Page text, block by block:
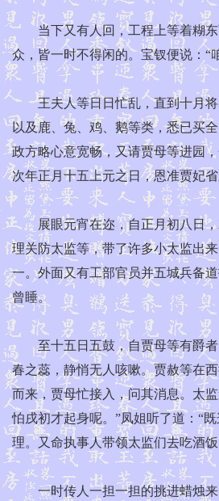
当下又有人回，工程上等着糊东
众，皆一时不得闲的。宝钗便说：“
王夫人等日日忙乱，直到十月将
以及鹿、兔、鸡、鹅等类，悉已买
政方略心意宽畅，又请贾母等进园
次年正月十五上元之日，恩准贾妃
展眼元宵在迩，自正月初八日，
理关防太监等，带了许多小太监出
一。外面又有工部官员并五城兵备
曾睡。
至十五日五鼓，自贾母等有爵者
春之蕊，静悄无人咳嗽。贾赦等在
而来，贾母忙接入，问其消息。太
怕戌初才起身呢。”凤姐听了道：“
理。又命执事人带领太监们去吃酒
一时传人一担一担的挑进蜡烛来